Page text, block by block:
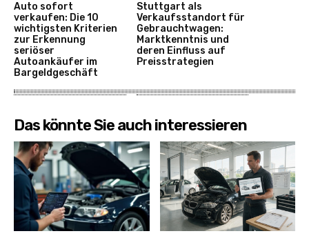
Auto sofort
verkaufen: Die 10
wichtigsten Kriterien
zur Erkennung
seriöser
Autoankäufer im
Bargeldgeschäft
Stuttgart als
Verkaufsstandort für
Gebrauchtwagen:
Marktkenntnis und
deren Einfluss auf
Preisstrategien
Das könnte Sie auch interessieren